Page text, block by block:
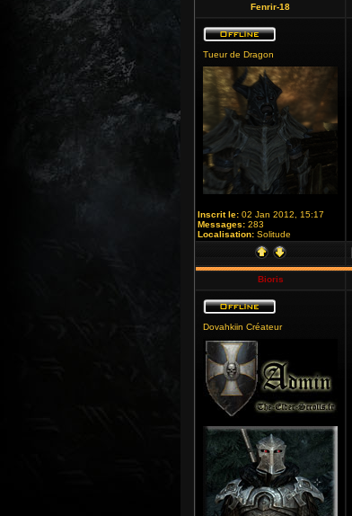
Fenrir-18
Tueur de Dragon
Inscrit le: 02 Jan 2012, 15:17
Messages: 283
Localisation: Solitude
Bioris
Dovahkiin Créateur